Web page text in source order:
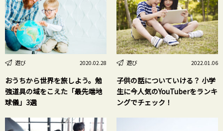
遊び 2020.02.28
おうちから世界を旅しよう。勉
強道具の域をこえた「最先端地
球儀」3選
遊び 2022.01.06
子供の話についていける？ 小学
生に今人気のYouTuberをランキ
ングでチェック！